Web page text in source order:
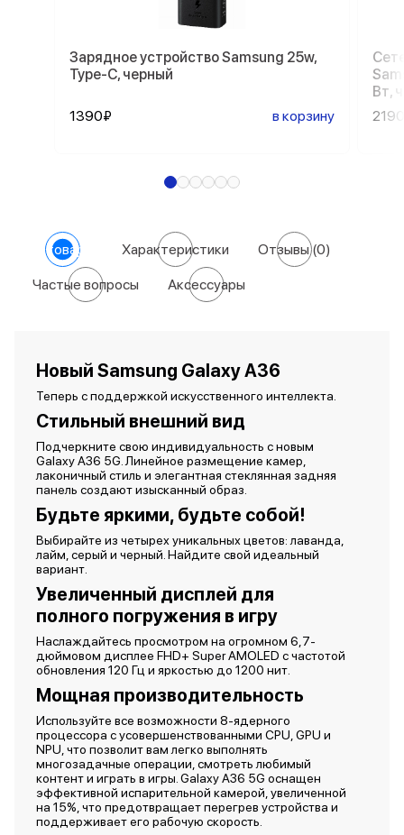
Зарядное устройство Samsung 25w,
Type-C, черный
1390₽ в корзину
Вт,
О товаре Характеристики Отзывы(0)
Частые вопросы Аксессуары
Новый Samsung Galaxy A36
Теперь с поддержкой искусственного интеллекта.
Стильный внешний вид
Подчеркните свою индивидуальность с новым
Galaxy A36 5G. Линейное размещение камер,
лаконичный стиль и элегантная стеклянная задняя
панель создают изысканный образ.
Будьте яркими, будьте собой!
Выбирайте из четырех уникальных цветов: лаванда,
лайм, серый и черный. Найдите свой идеальный
вариант.
Увеличенный дисплей для
полного погружения в игру
Наслаждайтесь просмотром на огромном 6,7-
дюймовом дисплее FHD+ Super AMOLED с частотой
обновления 120 Гц и яркостью до 1200 нит.
Мощная производительность
Используйте все возможности 8-ядерного
процессора с усовершенствованными CPU, GPU и
NPU, что позволит вам легко выполнять
многозадачные операции, смотреть любимый
контент и играть в игры. Galaxy A36 5G оснащен
эффективной испарительной камерой, увеличенной
на 15%, что предотвращает перегрев устройства и
поддерживает его рабочую скорость.